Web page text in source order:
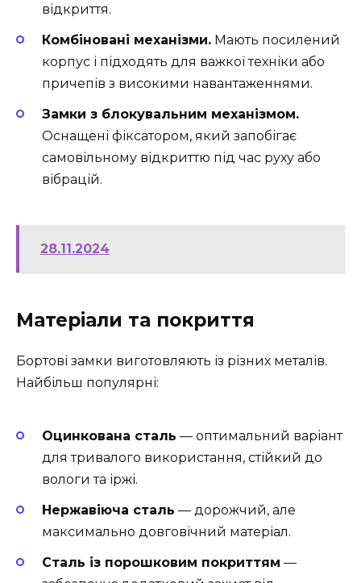
відкриття.
Комбіновані механізми. Мають посилений
корпус і підходять для важкої техніки або
причепів з високими навантаженнями.
Замки з блокувальним механізмом.
Оснащені фіксатором, який запобігає
самовільному відкриттю під час руху або
вібрацій.
28.11.2024
Матеріали та покриття
Бортові замки виготовляють із різних металів.
Найбільш популярні:
Оцинкована сталь — оптимальний варіант
для тривалого використання, стійкий до
вологи та іржі.
Нержавіюча сталь — дорожчий, але
максимально довговічний матеріал.
Сталь із порошковим покриттям —